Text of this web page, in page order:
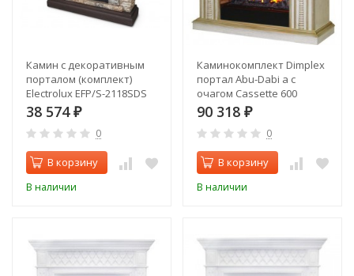
Камин с декоративным
порталом (комплект)
Electrolux EFP/S-2118SDS
38 574 ₽
0
В корзину
В наличии
Каминокомплект Dimplex
портал Abu-Dabi a с
очагом Cassette 600
90 318 ₽
0
В корзину
В наличии